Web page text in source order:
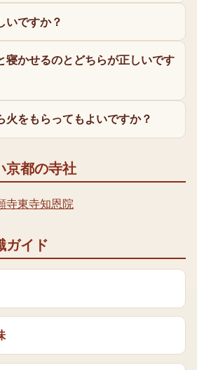
いですか？
寝かせるのとどちらが正しいです
火をもらってもよいですか？
京都の寺社
寺東寺知恩院
ガイド